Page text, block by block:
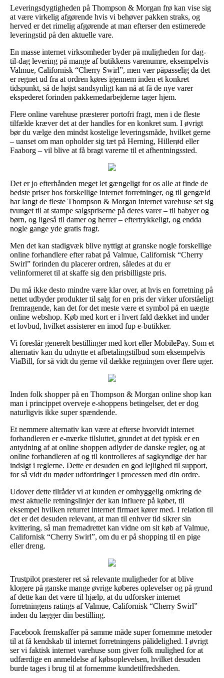
Leveringsdygtigheden på Thompson & Morgan frø kan vise sig
at være virkelig afgørende hvis vi behøver pakken straks, og
herved er det rimelig afgørende at man efterser den estimerede
leveringstid på den aktuelle vare.
En masse internet virksomheder byder på muligheden for dag-
til-dag levering på mange af butikkens varenumre, eksempelvis
Valmue, Californisk “Cherry Swirl”, men vær påpasselig da det
er regnet ud fra at ordren køres igennem inden et konkret
tidspunkt, så de højst sandsynligt kan nå at få de nye varer
ekspederet forinden pakkemedarbejderne tager hjem.
Flere online varehuse præsterer portofri fragt, men i de fleste
tilfælde kræver det at der handles for en konkret sum. I øvrigt
bør du vælge den mindst kostelige leveringsmåde, hvilket gerne
– uanset om man opholder sig tæt på Herning, Hillerød eller
Faaborg – vil blive at få bragt varerne til et afhentningssted.
Det er jo efterhånden meget let gængeligt for os alle at finde de
bedste priser hos forskellige internet forretninger, og til gengæld
har langt de fleste Thompson & Morgan internet varehuse set sig
tvunget til at stampe salgspriserne på deres varer – til babyer og
børn, og ligeså til damer og herrer – eftertrykkeligt, og endda
nogle gange yde gratis fragt.
Men det kan stadigvæk blive nyttigt at granske nogle forskellige
online forhandlere efter rabat på Valmue, Californisk “Cherry
Swirl” forinden du placerer ordren, således at du er
velinformeret til at skaffe sig den prisbilligste pris.
Du må ikke desto mindre være klar over, at hvis en forretning på
nettet udbyder produkter til salg for en pris der virker uforståeligt
fremragende, kan det for det meste være et symbol på en uægte
online webshop. Køb med kort er i hvert fald dækket ind under
et lovbud, hvilket assisterer en imod fup e-butikker.
Vi foreslår generelt bestillinger med kort eller MobilePay. Som et
alternativ kan du udnytte et afbetalingstilbud som eksempelvis
ViaBill, for så vidt du gerne vil dække regningen over flere uger.
Inden folk shopper på en Thompson & Morgan online shop kan
man i princippet overveje e-shoppens betingelser, det er dog
naturligvis ikke super spændende.
Et nemmere alternativ kan være at efterse hvorvidt internet
forhandleren er e-mærke tilsluttet, grundet at det typisk er en
antydning af at online shoppen adlyder de danske regler, og at
online forhandleren af og til kontrolleres af sagkyndige der har
indsigt i reglerne. Dette er desuden en god lejlighed til support,
for så vidt du møder udfordringer i processen med din ordre.
Udover dette tilråder vi at kunden er omhyggelig omkring de
mest aktuelle retningslinjer der kan influere på købet, til
eksempel hvilken returret internet firmaet kører med. I relation til
det er det desuden relevant, at man til enhver tid sikrer sin
kvittering, så man fremadrettet kan vidne om sit køb af Valmue,
Californisk “Cherry Swirl”, om du er på shopping til en pige
eller dreng.
Trustpilot præsterer ret så relevante muligheder for at blive
klogere på ganske mange øvrige køberes oplevelser og på grund
af dette kan det være til hjælp, at du udforsker internet
forretningens ratings af Valmue, Californisk “Cherry Swirl”
inden du lægger din bestilling.
Facebook fremskaffer på samme måde super fornemme metoder
til at få kendskab til internet forretningens pålidelighed. I øvrigt
ser vi faktisk internet varehuse som giver folk mulighed for at
udfærdige en anmeldelse af købsoplevelsen, hvilket desuden
burde tages i brug til at fornemme kundetilfredsheden.